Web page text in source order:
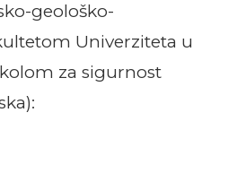
geološko-
Univerziteta u
za sigurnost